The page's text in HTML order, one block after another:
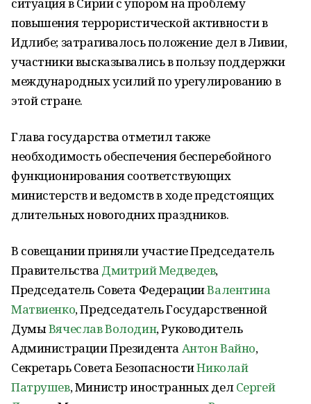
повышения террористической активности в
Идлибе; затрагивалось положение дел в Ливии,
участники высказывались в пользу поддержки
международных усилий по урегулированию в
этой стране.
Глава государства отметил также
необходимость обеспечения бесперебойного
функционирования соответствующих
министерств и ведомств в ходе предстоящих
длительных новогодних праздников.
В совещании приняли участие Председатель
Правительства Дмитрий Медведев,
Председатель Совета ФедерацииВалентина
Матвиенко, Председатель Государственной
ДумыВячеслав Володин, Руководитель
Администрации Президента Антон Вайно,
Секретарь Совета БезопасностиНиколай
Патрушев, Министр иностранных делСергей